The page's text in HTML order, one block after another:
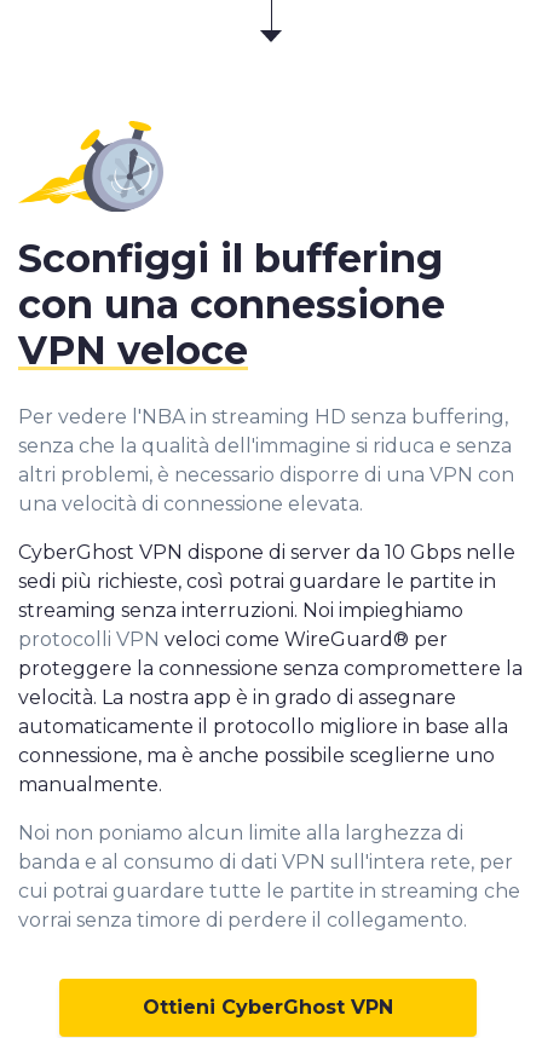
Sconfiggi il buffering
con una connessione
VPN veloce
Per vedere l'NBA in streaming HD senza buffering,
senza che la qualità dell'immagine si riduca e senza
altri problemi, è necessario disporre di una VPN con
una velocità di connessione elevata.
CyberGhost VPN dispone di server da 10 Gbps nelle
sedi più richieste, così potrai guardare le partite in
streaming senza interruzioni. Noi impieghiamo
protocolli VPN veloci come WireGuard® per
proteggere la connessione senza compromettere la
velocità. La nostra app è in grado di assegnare
automaticamente il protocollo migliore in base alla
connessione, ma è anche possibile sceglierne uno
manualmente.
Noi non poniamo alcun limite alla larghezza di
banda e al consumo di dati VPN sull'intera rete, per
cui potrai guardare tutte le partite in streaming che
vorrai senza timore di perdere il collegamento.
Ottieni CyberGhost VPN